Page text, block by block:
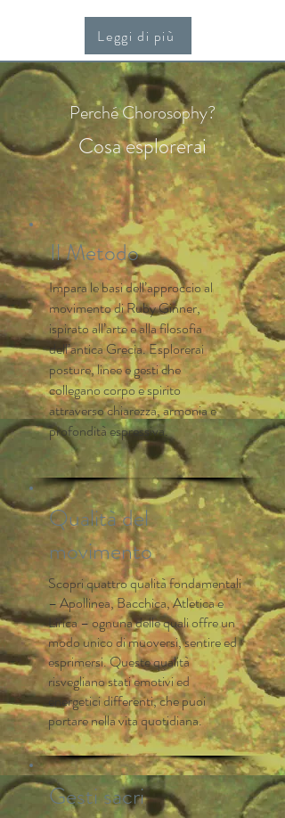
Leggi di più
Perché Chorosophy?
Cosa esplorerai
Il Metodo
Impara le basi dell’approccio al
movimento di Ruby Ginner,
ispirato all’arte e alla filosofia
dell’antica Grecia. Esplorerai
posture, linee e gesti che
collegano corpo e spirito
attraverso chiarezza, armonia e
profondità espressiva.
Qualità del
movimento
Scopri quattro qualità fondamentali
– Apollinea, Bacchica, Atletica e
Lirica – ognuna delle quali offre un
modo unico di muoversi, sentire ed
esprimersi. Queste qualità
risvegliano stati emotivi ed
energetici differenti, che puoi
portare nella vita quotidiana.
Gesti sacri